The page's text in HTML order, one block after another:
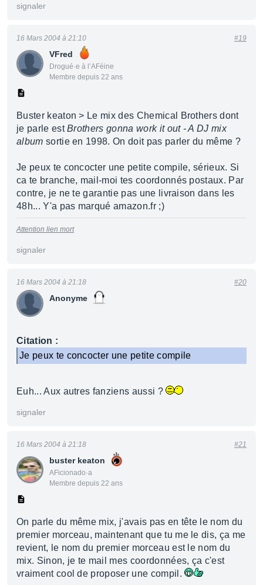
signaler
VFred
Drogué·e à l’AFéine
Membre depuis 22 ans
16 Mars 2004 à 21:10 #19
Buster keaton > Le mix des Chemical Brothers dont
je parle estBrothers gonna work it out - A DJ mix
album sortie en 1998. On doit pas parler du même ?
Je peux te concocter une petite compile, sérieux. Si
ca te branche, mail-moi tes coordonnés postaux. Par
contre, je ne te garantie pas une livraison dans les
48h... Y'a pas marqué amazon.fr ;)
Attention lien mort
signaler
Anonyme
16 Mars 2004 à 21:18 #20
Citation :
Je peux te concocter une petite compile
Euh... Aux autres fanziens aussi ?
signaler
buster keaton
AFicionado·a
Membre depuis 22 ans
16 Mars 2004 à 21:18 #21
On parle du même mix, j'avais pas en tête le nom du
premier morceau, maintenant que tu me le dis, ça me
revient, le nom du premier morceau est le nom du
mix. Sinon, je te mail mes coordonnées, ça c'est
vraiment cool de proposer une compil.